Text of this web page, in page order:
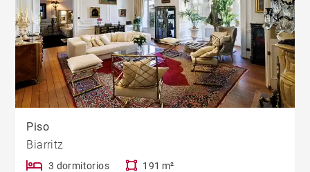
Piso
Biarritz
3 dormitorios 191 m²